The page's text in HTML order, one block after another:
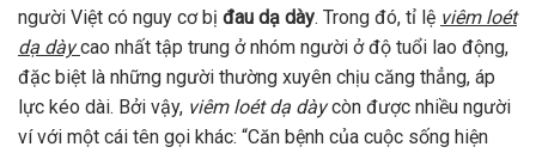
người Việt có nguy cơ bị đau dạ dày. Trong đó, tỉ lệ viêm loét
dạ dàycao nhất tập trung ở nhóm người ở độ tuổi lao động,
đặc biệt là những người thường xuyên chịu căng thẳng, áp
lực kéo dài. Bởi vậy, viêm loét dạ dàycòn được nhiều người
ví với một cái tên gọi khác: “Căn bệnh của cuộc sống hiện